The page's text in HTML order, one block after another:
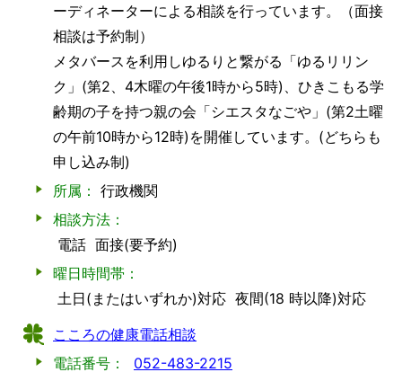
ーディネーターによる相談を行っています。（面接
相談は予約制）
メタバースを利用しゆるりと繋がる「ゆるリリン
ク」(第2、4木曜の午後1時から5時)、ひきこもる学
齢期の子を持つ親の会「シエスタなごや」(第2土曜
の午前10時から12時)を開催しています。(どちらも
申し込み制)
所属： 行政機関
相談方法：
電話 面接(要予約)
曜日時間帯：
土日(またはいずれか)対応 夜間(18 時以降)対応
こころの健康電話相談
電話番号：
052-483-2215